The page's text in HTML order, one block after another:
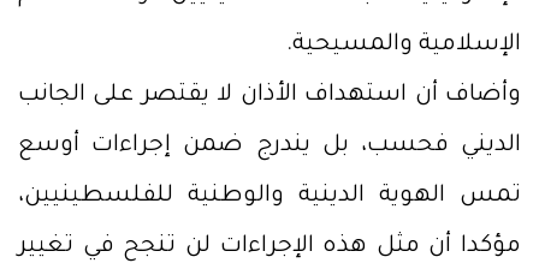
الإسلامية والمسيحية.
وأضاف أن استهداف الأذان لا يقتصر على الجانب
الديني فحسب، بل يندرج ضمن إجراءات أوسع
تمس الهوية الدينية والوطنية للفلسطينيين،
مؤكدا أن مثل هذه الإجراءات لن تنجح في تغيير